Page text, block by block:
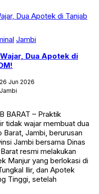
Jambi
Dua Apotek di
Jun 2026
BARAT – Praktik
tidak wajar membuat dua
Jambi, berurusan
Jambi bersama Dinas
resmi melakukan
Manjur yang berlokasi di
Ilir, dan Apotek
Tinggi, setelah